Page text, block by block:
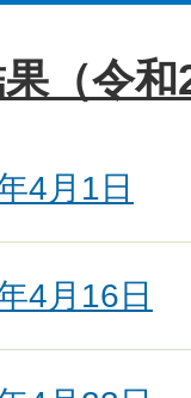
（令
4月1日
4月16日